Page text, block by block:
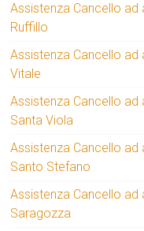
Assistenza Cancello ad
Ruffillo
Assistenza Cancello ad
Vitale
Assistenza Cancello ad
Santa Viola
Assistenza Cancello ad
Santo Stefano
Assistenza Cancello ad
Saragozza